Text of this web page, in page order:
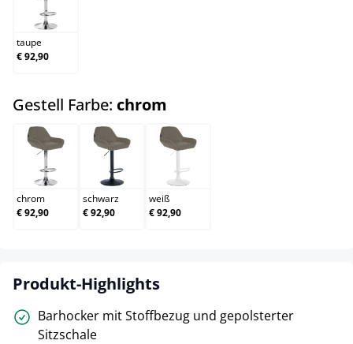
taupe
taupe
€ 92,90
Gestell Farbe: chrom
chrom
chrom
€ 92,90
schwarz
schwarz
€ 92,90
weiß
weiß
€ 92,90
Produkt-Highlights
Barhocker mit Stoffbezug und gepolsterter
Sitzschale